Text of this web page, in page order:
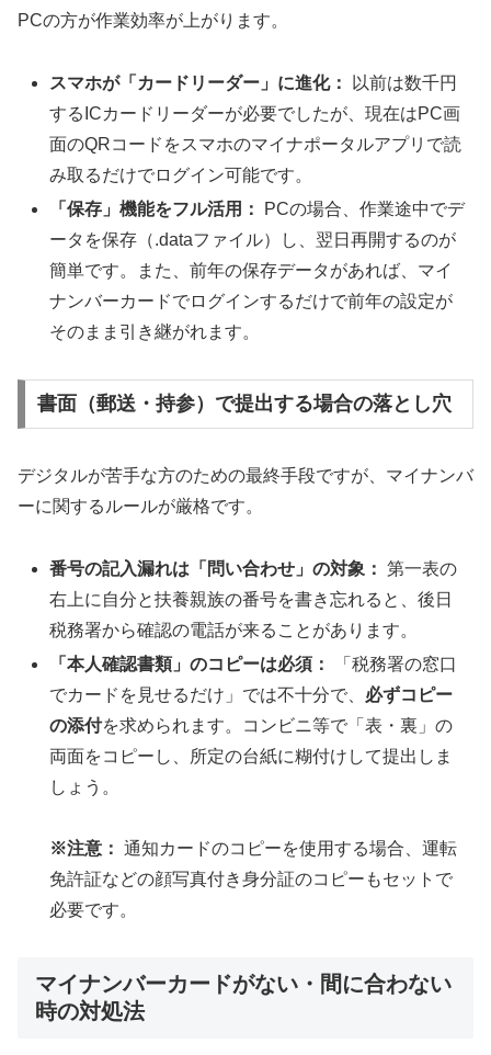
PCの方が作業効率が上がります。
スマホが「カードリーダー」に進化：
以前は数千円
するICカードリーダーが必要でしたが、現在はPC画
面のQRコードをスマホのマイナポータルアプリで読
み取るだけでログイン可能です。
「保存」機能をフル活用：
PCの場合、作業途中でデ
ータを保存（.dataファイル）し、翌日再開するのが
簡単です。また、前年の保存データがあれば、マイ
ナンバーカードでログインするだけで前年の設定が
そのまま引き継がれます。
書面（郵送・持参）で提出する場合の落とし穴
デジタルが苦手な方のための最終手段ですが、マイナンバ
ーに関するルールが厳格です。
番号の記入漏れは「問い合わせ」の対象： 第一表の
右上に自分と扶養親族の番号を書き忘れると、後日
税務署から確認の電話が来ることがあります。
「本人確認書類」のコピーは必須：
「税務署の窓口
でカードを見せるだけ」では不十分で、 必ずコピー
の添付を求められます。コンビニ等で「表・裏」の
両面をコピーし、所定の台紙に糊付けして提出しま
しょう。
※注意： 通知カードのコピーを使用する場合、運転
免許証などの顔写真付き身分証のコピーもセットで
必要です。
マイナンバーカードがない・間に合わない
時の対処法